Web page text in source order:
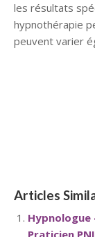
les résultats
hypnothérapie
peuvent varier
Articles
Hypnologue